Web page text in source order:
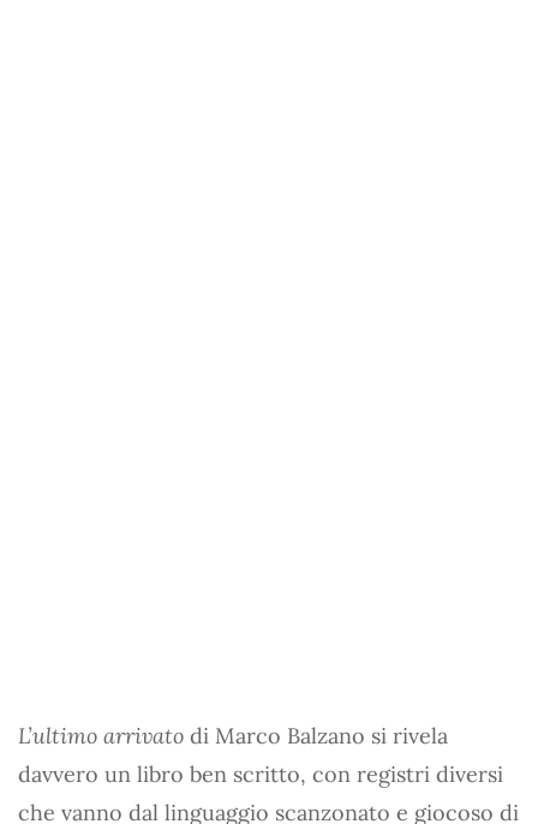
L’ultimo arrivato di Marco Balzano si rivela
davvero un libro ben scritto, con registri diversi
che vanno dal linguaggio scanzonato e giocoso di